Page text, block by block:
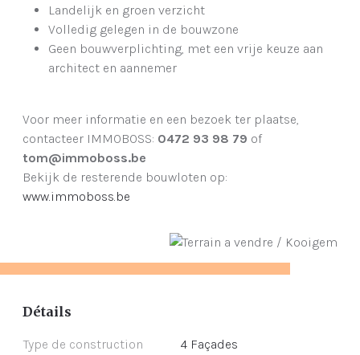
Landelijk en groen verzicht
Volledig gelegen in de bouwzone
Geen bouwverplichting, met een vrije keuze aan
architect en aannemer
Voor meer informatie en een bezoek ter plaatse,
contacteer IMMOBOSS: 0472 93 98 79 of
tom@immoboss.be
Bekijk de resterende bouwloten op:
www.immoboss.be
Détails
Type de construction 4 Façades